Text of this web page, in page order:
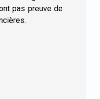
pas preuve de